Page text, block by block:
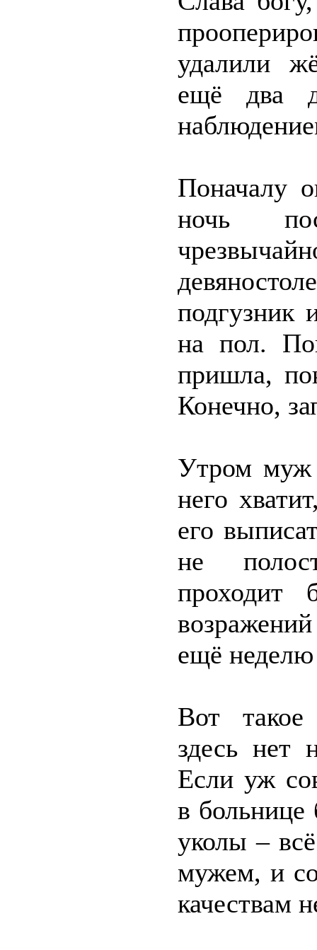
удалили
ещё два
Поначалу
ночь
подгузник
на пол.
пришла,
Конечно,
Утром муж
него
его
не
проходит
ещё
Вот
здесь нет
Если уж
в
уколы –
мужем, и
качествам